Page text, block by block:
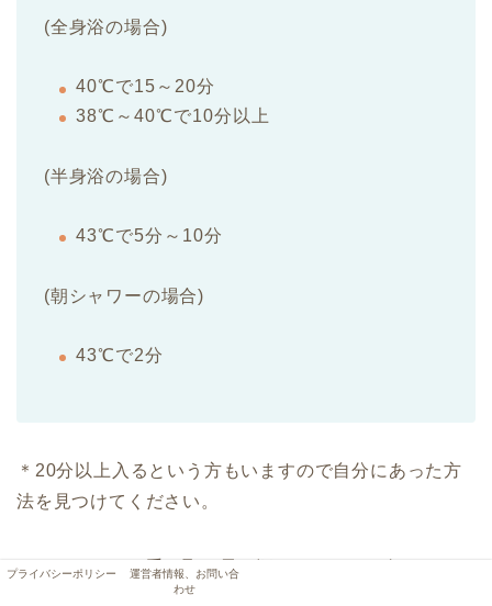
(全身浴の場合)
40℃で15～20分
38℃～40℃で10分以上
(半身浴の場合)
43℃で5分～10分
(朝シャワーの場合)
43℃で2分
＊20分以上入るという方もいますので自分にあった方
法を見つけてください。
また、 サウナは手っ取り早く汗をかける
プライバシーポリシー
運営者情報、お問い合
わせ